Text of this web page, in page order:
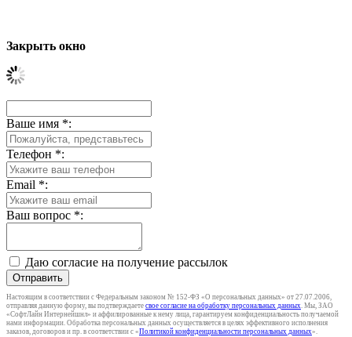
Закрыть окно
Ваше имя *:
Телефон *:
Email *:
Ваш вопрос *:
Даю согласие на получение рассылок
Отправить
Настоящим в соответствии с Федеральным законом № 152-ФЗ «О персональных данных» от 27.07.2006,
отправляя данную форму, вы подтверждаете свое согласие на обработку персональных данных. Мы, ЗАО
«СофтЛайн Интернейшнл» и аффилированные к нему лица, гарантируем конфиденциальность получаемой
нами информации. Обработка персональных данных осуществляется в целях эффективного исполнения
заказов, договоров и пр. в соответствии с «Политикой конфиденциальности персональных данных».